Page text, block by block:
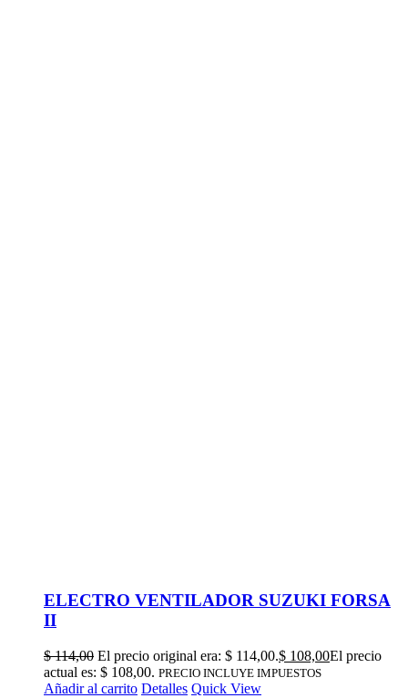
ELECTRO VENTILADOR SUZUKI FORSA
II
$114,00 El precio original era: $ 114,00.$ 108,00El precio
actual es: $ 108,00. PRECIO INCLUYE IMPUESTOS
Añadir al carrito Detalles Quick View